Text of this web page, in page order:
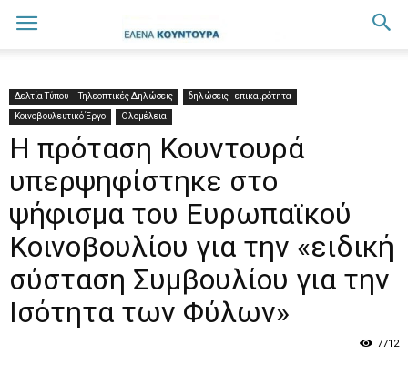
Δελτία Τύπου – Τηλεοπτικές Δηλώσεις
δηλώσεις - επικαιρότητα
Κοινοβουλευτικό Έργο
Ολομέλεια
H πρόταση Κουντουρά
υπερψηφίστηκε στο
ψήφισμα του Ευρωπαϊκού
Κοινοβουλίου για την «ειδική
σύσταση Συμβουλίου για την
Ισότητα των Φύλων»
7712